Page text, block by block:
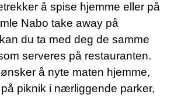
å spise hjemme eller på
Nabo take away på
du ta med deg de samme
serveres på restauranten.
å nyte maten hjemme,
piknik i nærliggende parker,